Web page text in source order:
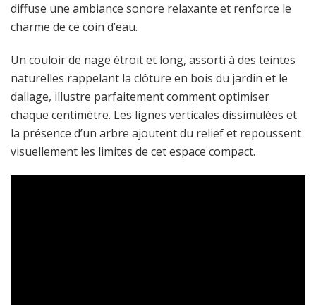
diffuse une ambiance sonore relaxante et renforce le
charme de ce coin d’eau.
Un couloir de nage étroit et long, assorti à des teintes
naturelles rappelant la clôture en bois du jardin et le
dallage, illustre parfaitement comment optimiser
chaque centimètre. Les lignes verticales dissimulées et
la présence d’un arbre ajoutent du relief et repoussent
visuellement les limites de cet espace compact.